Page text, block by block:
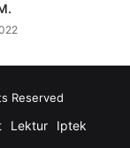
Samarinda
Jalan itu
Reserved
Lektur
Iptek